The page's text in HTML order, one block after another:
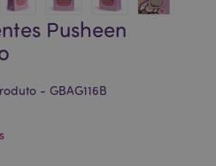
Pusheen
- GBAG116B